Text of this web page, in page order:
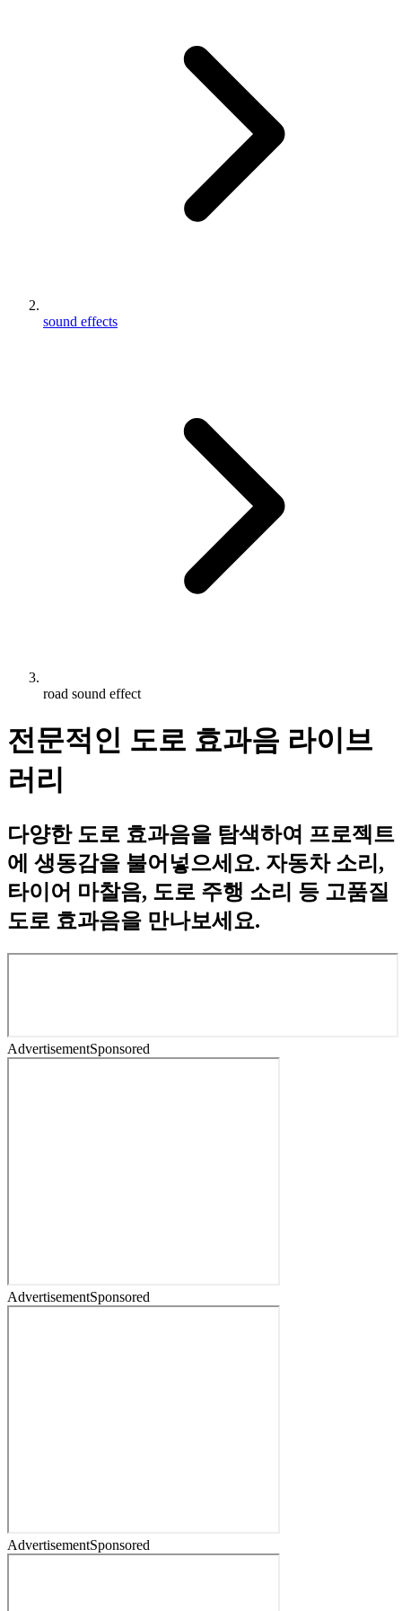
sound effects
road sound effect
전문적인 도로 효과음 라이브
러리
다양한 도로 효과음을 탐색하여 프로젝트
에 생동감을 불어넣으세요. 자동차 소리,
타이어 마찰음, 도로 주행 소리 등 고품질
도로 효과음을 만나보세요.
AdvertisementSponsored
AdvertisementSponsored
AdvertisementSponsored